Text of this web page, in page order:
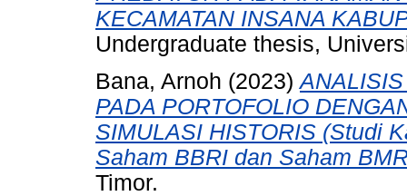
KECAMATAN INSANA
Undergraduate thesis,
Bana, Arnoh (2023)
PADA PORTOFOLIO
SIMULASI HISTORIS (Studi
Saham BBRI dan Saham
Timor.